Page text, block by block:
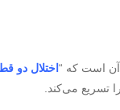
آن است که “ اختلال دو
تسریع می‌کند.